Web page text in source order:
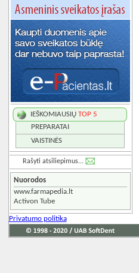
IEŠKOMIAUSIŲ TOP 5
PREPARATAI
VAISTINĖS
Rašyti atsiliepimus...
Nuorodos
www.farmapedia.lt
Activon Tube
Privatumo politika